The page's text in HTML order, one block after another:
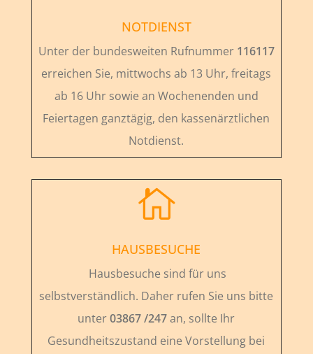
NOTDIENST
Unter der bundesweiten Rufnummer 116117
erreichen Sie, mittwochs ab 13 Uhr, freitags
ab 16 Uhr sowie an Wochenenden und
Feiertagen ganztägig, den kassenärztlichen
Notdienst.

HAUSBESUCHE
Hausbesuche sind für uns
selbstverständlich. Daher rufen Sie uns bitte
unter03867 /247an, sollte Ihr
Gesundheitszustand eine Vorstellung bei